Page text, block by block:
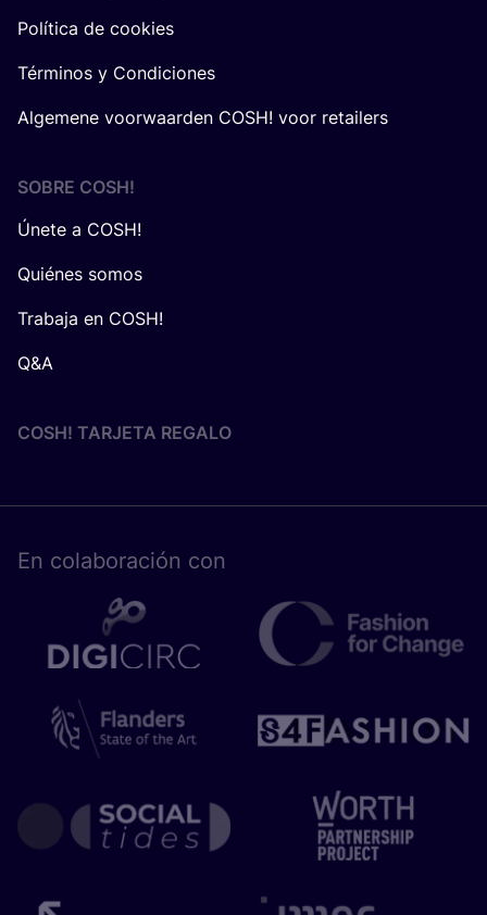
Política de cookies
Términos y Condiciones
Algemene voorwaarden COSH! voor retailers
SOBRE COSH!
Únete a COSH!
Quiénes somos
Trabaja en COSH!
Q&A
COSH! TARJETA REGALO
En cola­bo­ra­ción con